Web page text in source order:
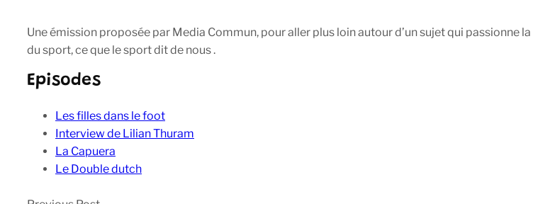
Une émission proposée par Media Commun, pour aller plus loin autour d’un sujet qui passionne
du sport, ce que le sport dit de nous .
Episodes
Les filles dans le foot
Interview de Lilian Thuram
La Capuera
Le Double dutch